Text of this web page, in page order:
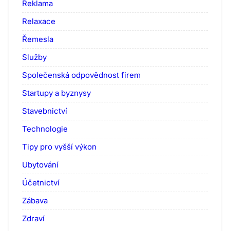
Reklama
Relaxace
Řemesla
Služby
Společenská odpovědnost firem
Startupy a byznysy
Stavebnictví
Technologie
Tipy pro vyšší výkon
Ubytování
Účetnictví
Zábava
Zdraví